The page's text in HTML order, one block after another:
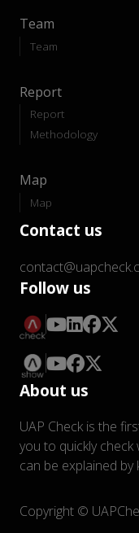
Team
Team
Report
Report
Methodology
Map
Map
Contact us
Follow us
About us
UAP Check is the
you to quickly
can be explained by
Copyright ©